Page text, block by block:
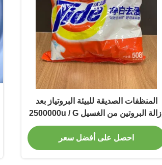
المنظفات الصديقة للبيئة البروتياز بعد
إزالة البروتين من الغسيل 2500000u / G
احصل على أفضل سعر